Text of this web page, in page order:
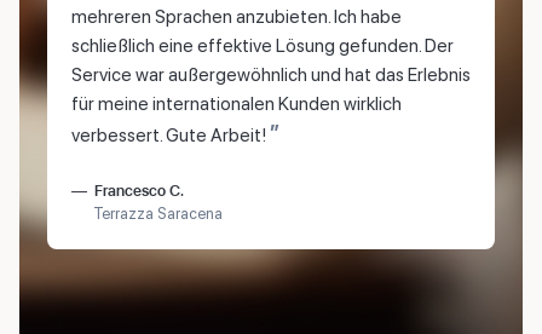
mehreren Sprachen anzubieten. Ich habe
schließlich eine effektive Lösung gefunden. Der
Service war außergewöhnlich und hat das Erlebnis
für meine internationalen Kunden wirklich
verbessert. Gute Arbeit! ”
Francesco C.
Terrazza Saracena